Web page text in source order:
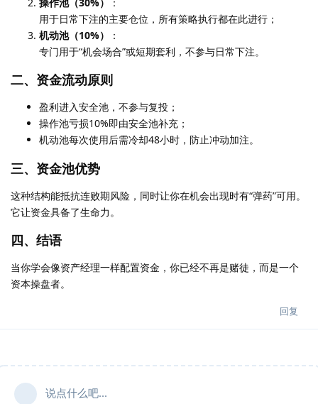
用于日常下注的主要仓位，所有策略执行都在此进行；
机动池（10%）
：
专门用于“机会场合”或短期套利，不参与日常下注。
二、资金流动原则
盈利进入安全池，不参与复投；
操作池亏损10%即由安全池补充；
机动池每次使用后需冷却48小时，防止冲动加注。
三、资金池优势
这种结构能抵抗连败期风险，同时让你在机会出现时有“弹药”可用。
它让资金具备了生命力。
四、结语
当你学会像资产经理一样配置资金，你已经不再是赌徒，而是一个
资本操盘者。
回复
说点什么吧...